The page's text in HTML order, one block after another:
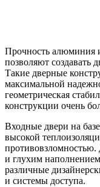
Прочность алюминия
позволяют создавать
Такие дверные
максимальной
геометрическая
конструкции очень
Входные двери на
высокой
и глухим
различные
и системы доступа.